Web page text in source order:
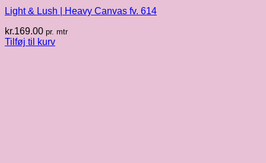
Light & Lush | Heavy Canvas fv. 614
kr.169.00 pr. mtr
Tilføj til kurv